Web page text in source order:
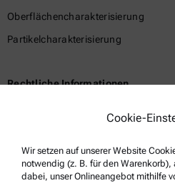
Oberflächencharakterisierung
Partikelcharakterisierung
Rechtliche Informationen
Impressum
Nutzungsbedingungen
Cookie-
Wir setzen auf unserer Website
notwendig (z. B. für den Warenkorb),
dabei, unser Onlineangebot mithilfe